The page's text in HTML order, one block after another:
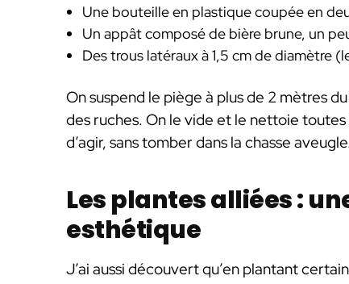
Une bouteille en plastique coupée en
Un appât composé de bière brune, un
Des trous latéraux à 1,5 cm de diamètre
On suspend le piège à plus de 2 mètres
des ruches. On le vide et le nettoie toutes
d’agir, sans tomber dans la chasse
Les plantes alliées :
esthétique
J’ai aussi découvert qu’en plantant